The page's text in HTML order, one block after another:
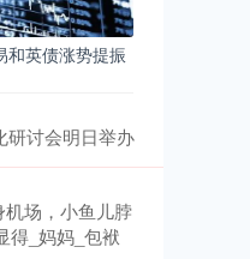
和英债涨势提振
研讨会明日举办
场，小鱼儿脖
得_妈妈_包袱